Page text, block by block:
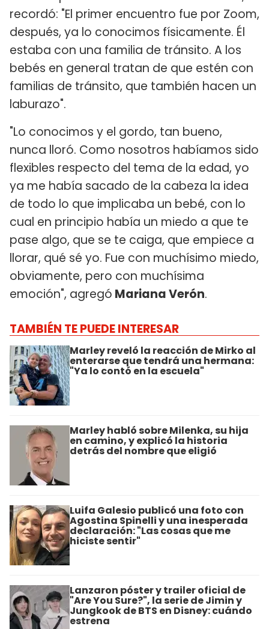
recordó: "El primer encuentro fue por Zoom,
después, ya lo conocimos físicamente. Él
estaba con una familia de tránsito. A los
bebés en general tratan de que estén con
familias de tránsito, que también hacen un
laburazo".
"Lo conocimos y el gordo, tan bueno,
nunca lloró. Como nosotros habíamos sido
flexibles respecto del tema de la edad, yo
ya me había sacado de la cabeza la idea
de todo lo que implicaba un bebé, con lo
cual en principio había un miedo a que te
pase algo, que se te caiga, que empiece a
llorar, qué sé yo. Fue con muchísimo miedo,
obviamente, pero con muchísima
emoción", agregó Mariana Verón.
TAMBIÉN TE PUEDE INTERESAR
Marley reveló la reacción de Mirko al
enterarse que tendrá una hermana:
"Ya lo contó en la escuela"
Marley habló sobre Milenka, su hija
en camino, y explicó la historia
detrás del nombre que eligió
Luifa Galesio publicó una foto con
Agostina Spinelli y una inesperada
declaración: "Las cosas que me
hiciste sentir"
Lanzaron póster y trailer oficial de
"Are You Sure?", la serie de Jimin y
Jungkook de BTS en Disney: cuándo
estrena